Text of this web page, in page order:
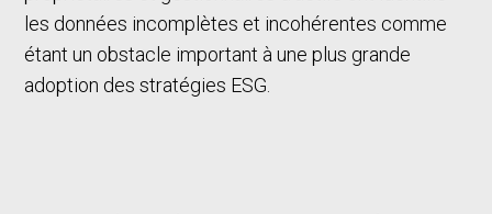
les données incomplètes et incohérentes comme
étant un obstacle important à une plus grande
adoption des stratégies ESG.